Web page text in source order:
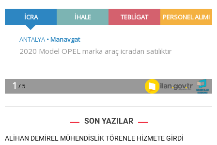
SON YAZILAR
ALİHAN DEMİREL MÜHENDİSLİK TÖRENLE HİZMETE GİRDİ